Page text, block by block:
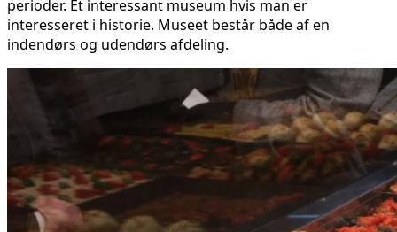
perioder. Et interessant museum hvis man er
interesseret i historie. Museet består både af en
indendørs og udendørs afdeling.